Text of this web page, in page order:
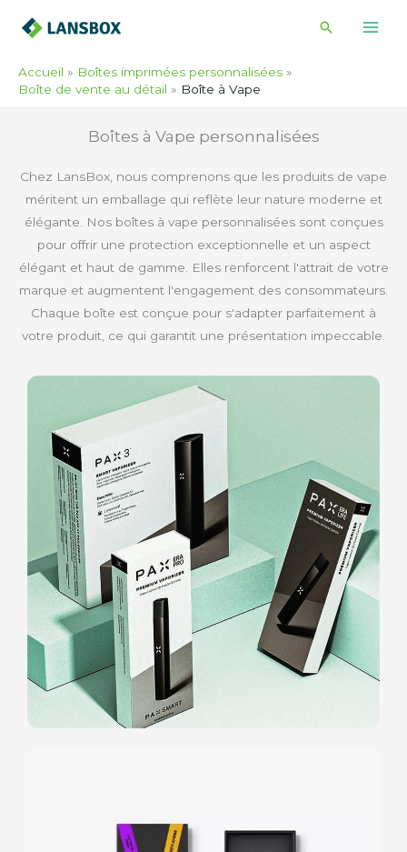
Accueil
Boîtes imprimées personnalisées
Boîte de vente au détail
Boîte à Vape
Boîtes à Vape personnalisées
Chez LansBox, nous comprenons que les produits de vape
méritent un emballage qui reflète leur nature moderne et
élégante. Nos boîtes à vape personnalisées sont conçues
pour offrir une protection exceptionnelle et un aspect
élégant et haut de gamme. Elles renforcent l'attrait de votre
marque et augmentent l'engagement des consommateurs.
Chaque boîte est conçue pour s'adapter parfaitement à
votre produit, ce qui garantit une présentation impeccable.